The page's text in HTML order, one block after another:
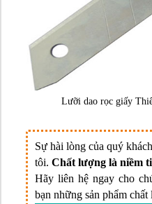
Lưỡi dao rọc giấy
Sự hài lòng của quý
tôi. Chất lượng là niềm
Hãy liên hệ ngay cho
bạn những sản phẩm